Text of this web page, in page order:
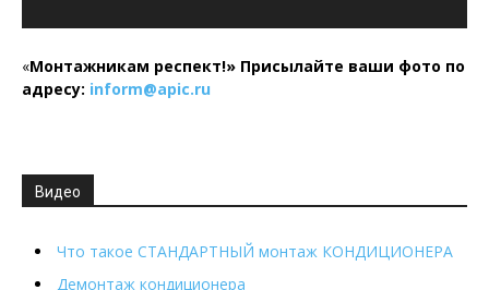
«Монтажникам респект!» Присылайте ваши фото по
адресу: inform@apic.ru
Видео
Что такое СТАНДАРТНЫЙ монтаж КОНДИЦИОНЕРА
Демонтаж кондиционера